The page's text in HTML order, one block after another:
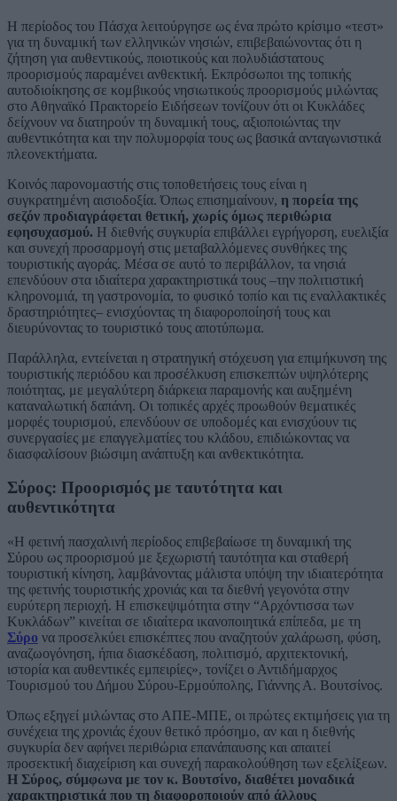
Η περίοδος του Πάσχα λειτούργησε ως ένα πρώτο κρίσιμο «τεστ»
για τη δυναμική των ελληνικών νησιών, επιβεβαιώνοντας ότι η
ζήτηση για αυθεντικούς, ποιοτικούς και πολυδιάστατους
προορισμούς παραμένει ανθεκτική. Εκπρόσωποι της τοπικής
αυτοδιοίκησης σε κομβικούς νησιωτικούς προορισμούς μιλώντας
στο Αθηναϊκό Πρακτορείο Ειδήσεων τονίζουν ότι οι Κυκλάδες
δείχνουν να διατηρούν τη δυναμική τους, αξιοποιώντας την
αυθεντικότητα και την πολυμορφία τους ως βασικά ανταγωνιστικά
πλεονεκτήματα.
Κοινός παρονομαστής στις τοποθετήσεις τους είναι η
συγκρατημένη αισιοδοξία. Όπως επισημαίνουν, η πορεία της
σεζόν προδιαγράφεται θετική, χωρίς όμως περιθώρια
εφησυχασμού. Η διεθνής συγκυρία επιβάλλει εγρήγορση, ευελιξία
και συνεχή προσαρμογή στις μεταβαλλόμενες συνθήκες της
τουριστικής αγοράς. Μέσα σε αυτό το περιβάλλον, τα νησιά
επενδύουν στα ιδιαίτερα χαρακτηριστικά τους –την πολιτιστική
κληρονομιά, τη γαστρονομία, το φυσικό τοπίο και τις εναλλακτικές
δραστηριότητες– ενισχύοντας τη διαφοροποίησή τους και
διευρύνοντας το τουριστικό τους αποτύπωμα.
Παράλληλα, εντείνεται η στρατηγική στόχευση για επιμήκυνση της
τουριστικής περιόδου και προσέλκυση επισκεπτών υψηλότερης
ποιότητας, με μεγαλύτερη διάρκεια παραμονής και αυξημένη
καταναλωτική δαπάνη. Οι τοπικές αρχές προωθούν θεματικές
μορφές τουρισμού, επενδύουν σε υποδομές και ενισχύουν τις
συνεργασίες με επαγγελματίες του κλάδου, επιδιώκοντας να
διασφαλίσουν βιώσιμη ανάπτυξη και ανθεκτικότητα.
Σύρος: Προορισμός με ταυτότητα και
αυθεντικότητα
«Η φετινή πασχαλινή περίοδος επιβεβαίωσε τη δυναμική της
Σύρου ως προορισμού με ξεχωριστή ταυτότητα και σταθερή
τουριστική κίνηση, λαμβάνοντας μάλιστα υπόψη την ιδιαιτερότητα
της φετινής τουριστικής χρονιάς και τα διεθνή γεγονότα στην
ευρύτερη περιοχή. Η επισκεψιμότητα στην “Αρχόντισσα των
Κυκλάδων” κινείται σε ιδιαίτερα ικανοποιητικά επίπεδα, με τη
Σύρο να προσελκύει επισκέπτες που αναζητούν χαλάρωση, φύση,
αναζωογόνηση, ήπια διασκέδαση, πολιτισμό, αρχιτεκτονική,
ιστορία και αυθεντικές εμπειρίες», τονίζει ο Αντιδήμαρχος
Τουρισμού του Δήμου Σύρου-Ερμούπολης, Γιάννης Α. Βουτσίνος.
Όπως εξηγεί μιλώντας στο ΑΠΕ-ΜΠΕ, οι πρώτες εκτιμήσεις για τη
συνέχεια της χρονιάς έχουν θετικό πρόσημο, αν και η διεθνής
συγκυρία δεν αφήνει περιθώρια επανάπαυσης και απαιτεί
προσεκτική διαχείριση και συνεχή παρακολούθηση των εξελίξεων.
Η Σύρος, σύμφωνα με τον κ. Βουτσίνο, διαθέτει μοναδικά
χαρακτηριστικά που τη διαφοροποιούν από άλλους